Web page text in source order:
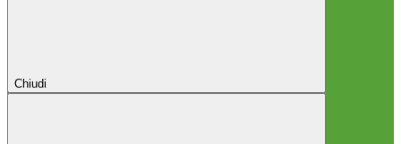
Chiudi